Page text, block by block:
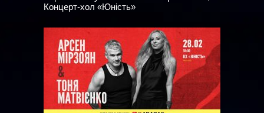
Концерт-хол «Юність»